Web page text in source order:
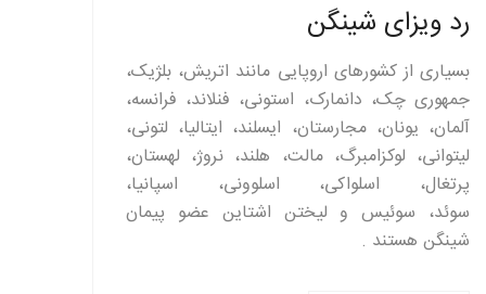
رد ویزای شینگن
بسیاری از کشورهای اروپایی مانند اتریش، بلژیک،
جمهوری چک، دانمارک، استونی، فنلاند، فرانسه،
آلمان، یونان، مجارستان، ایسلند، ایتالیا، لتونی،
لیتوانی، لوکزامبرگ، مالت، هلند، نروژ، لهستان،
پرتغال، اسلواکی، اسلوونی، اسپانیا،
سوئد، سوئیس و لیختن‏ اشتاین عضو پیمان
شینگن هستند .